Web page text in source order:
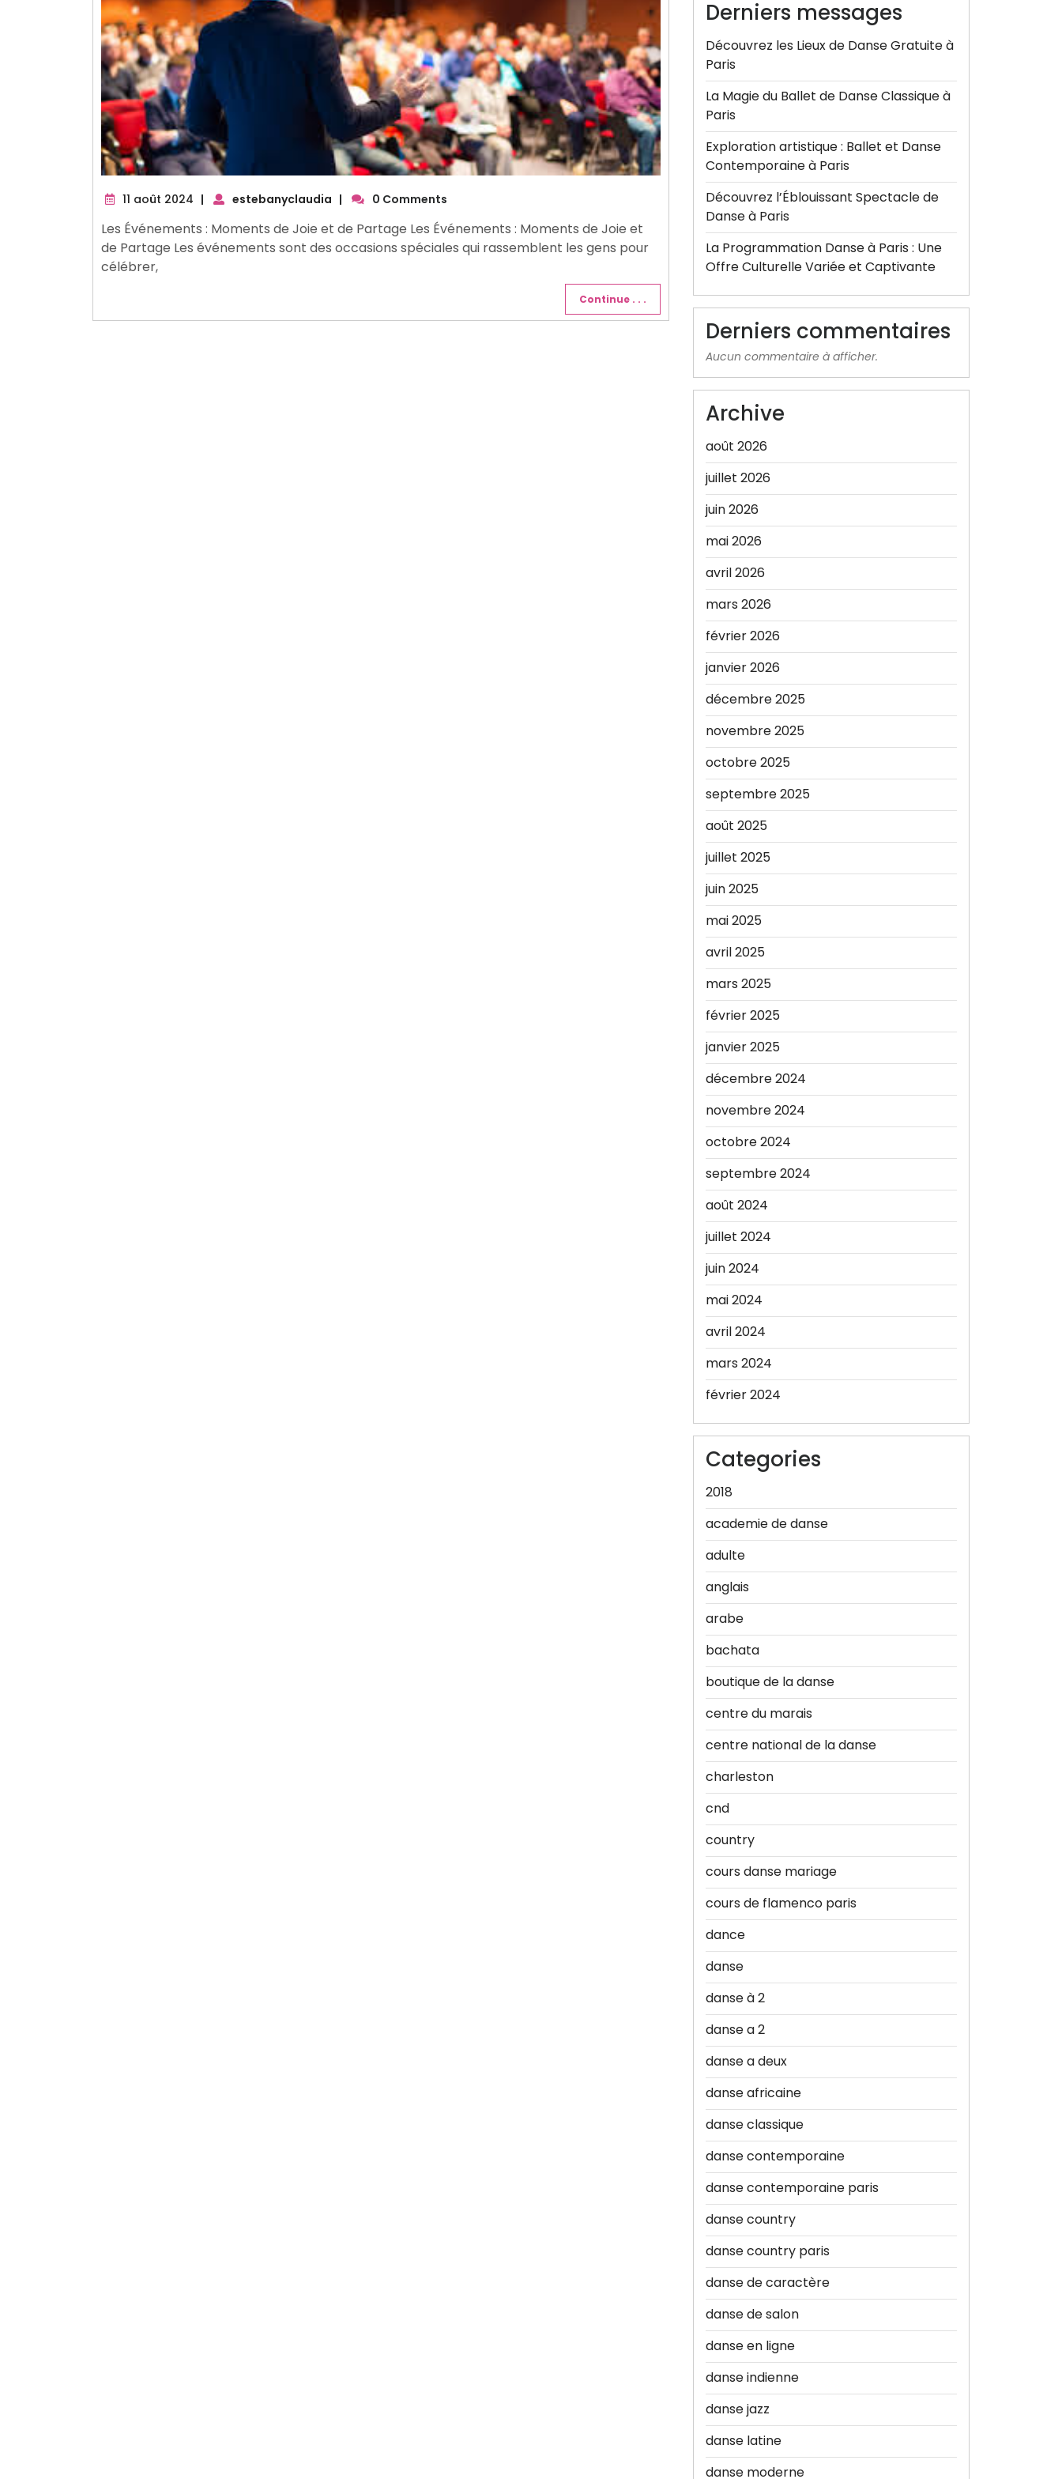
11 août 2024 11
2024
| estebanyclaudia | 0 Comments
Les Événements : Moments de Joie et de Partage Les Événements : Moments de Joie et
de Partage Les événements sont des occasions spéciales qui rassemblent les gens pour
célébrer,
Continue . . .
Derniers messages
Découvrez les Lieux de Danse Gratuite à
Paris
La Magie du Ballet de Danse Classique à
Paris
Exploration artistique : Ballet et Danse
Contemporaine à Paris
Découvrez l’Éblouissant Spectacle de
Danse à Paris
La Programmation Danse à Paris : Une
Offre Culturelle Variée et Captivante
Derniers commentaires
Aucun commentaire à afficher.
Archive
août 2026
juillet 2026
juin 2026
mai 2026
avril 2026
mars 2026
février 2026
janvier 2026
décembre 2025
novembre 2025
octobre 2025
septembre 2025
août 2025
juillet 2025
juin 2025
mai 2025
avril 2025
mars 2025
février 2025
janvier 2025
décembre 2024
novembre 2024
octobre 2024
septembre 2024
août 2024
juillet 2024
juin 2024
mai 2024
avril 2024
mars 2024
février 2024
Categories
2018
academie de danse
adulte
anglais
arabe
bachata
boutique de la danse
centre du marais
centre national de la danse
charleston
cnd
country
cours danse mariage
cours de flamenco paris
dance
danse
danse à 2
danse a 2
danse a deux
danse africaine
danse classique
danse contemporaine
danse contemporaine paris
danse country
danse country paris
danse de caractère
danse de salon
danse en ligne
danse indienne
danse jazz
danse latine
danse moderne